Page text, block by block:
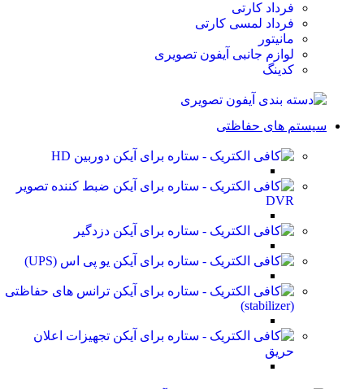
فرداد کارتی
فرداد لمسی کارتی
مانیتور
لوازم جانبی آیفون تصویری
کدینگ
سیستم های حفاظتی
دوربین HD
ضبط کننده تصویر
DVR
دزدگیر
یو پی اس (UPS)
ترانس های حفاظتی
(stabilizer)
تجهیزات اعلان
حریق